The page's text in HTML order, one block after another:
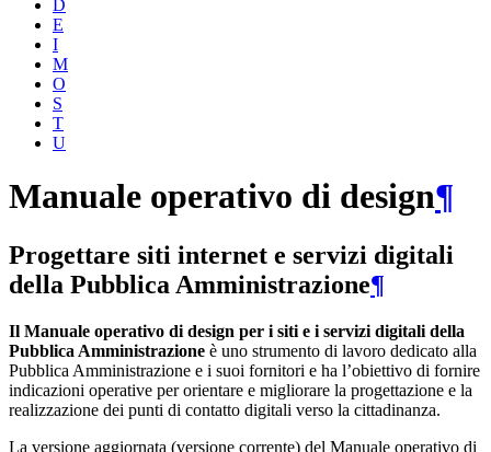
D
E
I
M
O
S
T
U
Manuale operativo di design¶
Progettare siti internet e servizi digitali
della Pubblica Amministrazione¶
Il Manuale operativo di design per i siti e i servizi digitali della
Pubblica Amministrazione è uno strumento di lavoro dedicato alla
Pubblica Amministrazione e i suoi fornitori e ha l’obiettivo di fornire
indicazioni operative per orientare e migliorare la progettazione e la
realizzazione dei punti di contatto digitali verso la cittadinanza.
La versione aggiornata (versione corrente) del Manuale operativo di